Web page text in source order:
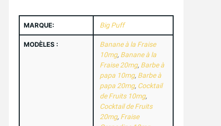
MARQUE: Big Puff
MODÈLES :
Banane à la Fraise
10mg, Banane à la
Fraise 20mg, Barbe à
papa 10mg, Barbe à
papa 20mg, Cocktail
de Fruits 10mg,
Cocktail de Fruits
20mg, Fraise